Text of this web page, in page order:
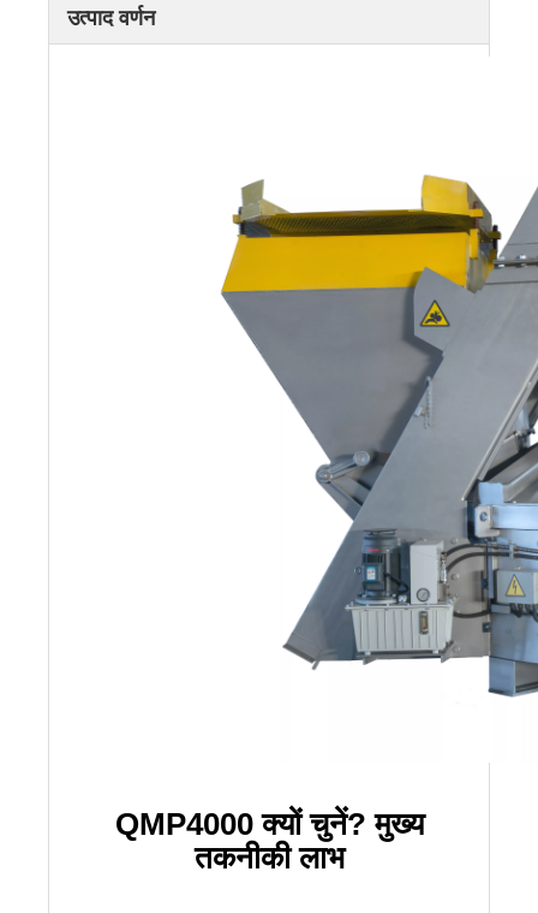
उत्पाद वर्णन
QMP4000 क्यों चुनें? मुख्य
तकनीकी लाभ